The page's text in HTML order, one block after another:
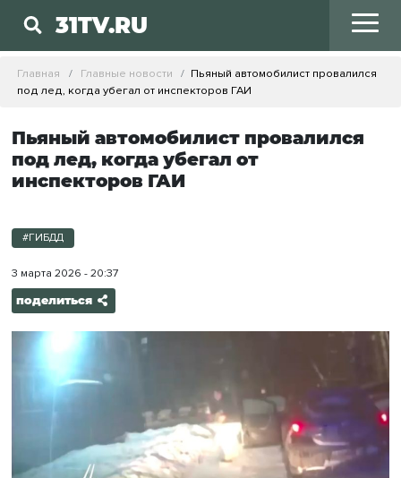
31TV.RU
Главная Главные новости
Пьяный автомобилист провалился
под лед, когда убегал от инспекторов ГАИ
Пьяный автомобилист провалился
под лед, когда убегал от
инспекторов ГАИ
#ГИБДД
3 марта 2026 - 20:37
поделиться